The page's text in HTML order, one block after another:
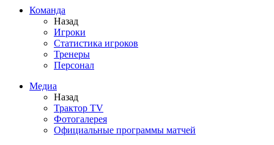
Команда
Назад
Игроки
Статистика игроков
Тренеры
Персонал
Медиа
Назад
Трактор TV
Фотогалерея
Официальные программы матчей